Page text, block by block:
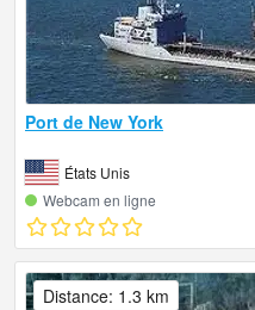
Port de New York
États Unis
Webcam en ligne
Distance: 1.3 km